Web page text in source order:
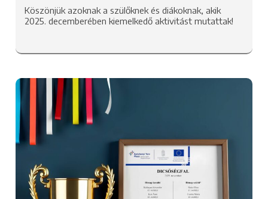
Köszönjük azoknak a szülőknek és diákoknak, akik
2025. decemberében kiemelkedő aktivitást mutattak!